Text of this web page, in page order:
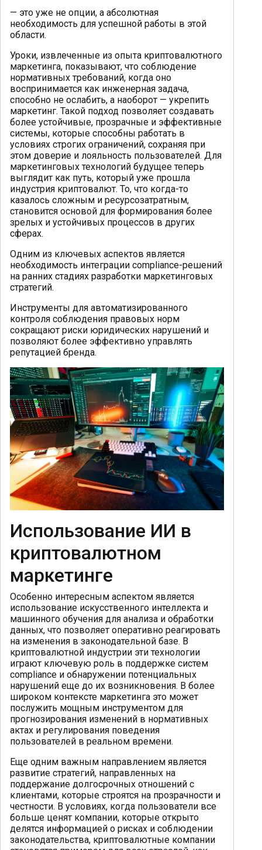
— это уже не опции, а абсолютная
необходимость для успешной работы в этой
области.
Уроки, извлеченные из опыта криптовалютного
маркетинга, показывают, что соблюдение
нормативных требований, когда оно
воспринимается как инженерная задача,
способно не ослабить, а наоборот — укрепить
маркетинг. Такой подход позволяет создавать
более устойчивые, прозрачные и эффективные
системы, которые способны работать в
условиях строгих ограничений, сохраняя при
этом доверие и лояльность пользователей. Для
маркетинговых технологий будущее теперь
выглядит как путь, который уже прошла
индустрия криптовалют. То, что когда-то
казалось сложным и ресурсозатратным,
становится основой для формирования более
зрелых и устойчивых процессов в других
сферах.
Одним из ключевых аспектов является
необходимость интеграции compliance-решений
на ранних стадиях разработки маркетинговых
стратегий.
Инструменты для автоматизированного
контроля соблюдения правовых норм
сокращают риски юридических нарушений и
позволяют более эффективно управлять
репутацией бренда.
Использование ИИ в
криптовалютном
маркетинге
Особенно интересным аспектом является
использование искусственного интеллекта и
машинного обучения для анализа и обработки
данных, что позволяет оперативно реагировать
на изменения в законодательной базе. В
криптовалютной индустрии эти технологии
играют ключевую роль в поддержке систем
compliance и обнаружении потенциальных
нарушений еще до их возникновения. В более
широком контексте маркетинга это может
послужить мощным инструментом для
прогнозирования изменений в нормативных
актах и регулирования поведения
пользователей в реальном времени.
Еще одним важным направлением является
развитие стратегий, направленных на
поддержание долгосрочных отношений с
клиентами, которые строятся на прозрачности и
честности. В условиях, когда пользователи все
больше ценят компании, которые открыто
делятся информацией о рисках и соблюдении
законодательства, криптовалютные компании